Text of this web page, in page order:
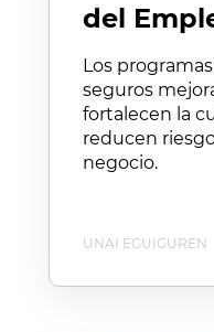
del
Los
seguros
fortalecen la
reducen
negocio.
UNAI EGUIGUREN